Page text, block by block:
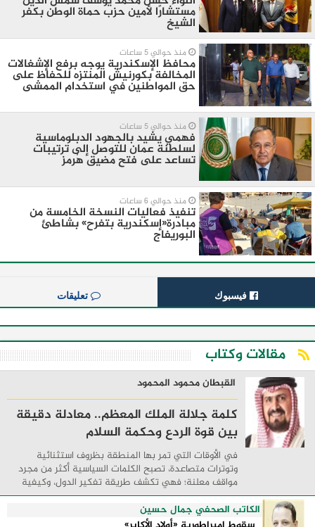
مستشارًا لأمين حزب حماة الوطن بكفر
الشيخ
منذ حوالي 5 ساعات
محافظ الإسكندرية يوجه برفع الإشغالات
المخالفة بكورنيش المنتزه للحفاظ على
حق المواطنين في استخدام الممشى
منذ حوالي 5 ساعات
فهمي يشيد بالجهود الدبلوماسية
لسلطنة عمان للتوصل إلى ترتيبات
تساعد على فتح مضيق هُرمز
منذ حوالي 6 ساعات
تنفيذ فعاليات النسخة الخامسة من
مبادرة«إسكندرية بتفرح» بشاطئ
البوريفاج
فيسبوك تعليقات
مقالات وكتاب
القبطان محمود المحمود
كلمة جلالة الملك المعظم.. معادلة دقيقة
بين قوة الردع وحكمة السلام
في الأوقات التي تمر بها المنطقة بظروف استثنائية
وتوترات متصاعدة، تصبح الكلمات السياسية أكثر من مجرد
مواقف معلنة؛ فهي تكشف طريقة تفكير الدول، وكيفية
إدارتها للأزمات، والحدود التي تفصل بين القوة ...
الكاتب الصحفي جمال حسين